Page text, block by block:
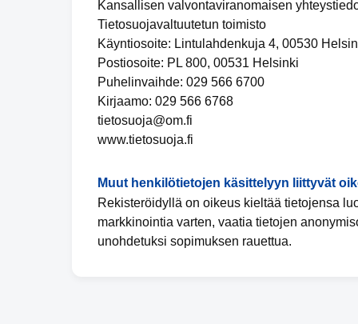
Kansallisen valvontaviranomaisen
Tietosuojavaltuutetun toimisto
Käyntiosoite: Lintulahdenkuja 4, 00530
Postiosoite: PL 800, 00531 Helsinki
Puhelinvaihde: 029 566 6700
Kirjaamo: 029 566 6768
tietosuoja@om.fi
www.tietosuoja.fi
Muut henkilötietojen käsittelyyn liittyvät
Rekisteröidyllä on oikeus kieltää tietojensa
markkinointia varten, vaatia tietojen
unohdetuksi sopimuksen rauettua.